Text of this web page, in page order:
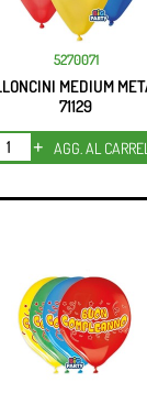
5270071
MEDIUM
71129
Quantità
AGG. AL